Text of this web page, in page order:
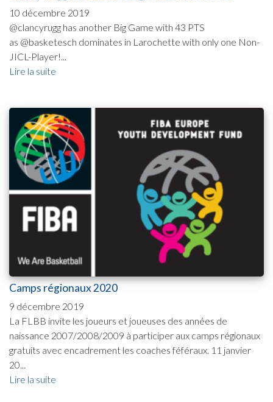
10 décembre 2019
@clancyrugg has another Big Game with 43 PTS
as @basketesch dominates in Larochette with only one Non-
JICL-Player!...
Lire la suite
Camps régionaux 2020
9 décembre 2019
La FLBB invite les joueurs et joueuses des années de
naissance 2007/2008/2009 à participer aux camps régionaux
gratuits avec encadrement les coaches féféraux. 11 janvier
20...
Lire la suite